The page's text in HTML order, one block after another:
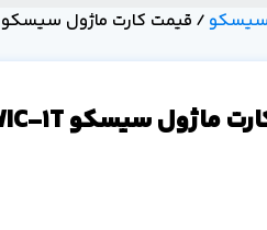
سیسکو/ قیمت کارت ماژول سیسکو HWIC-1T | مشخصات فنی | خرید